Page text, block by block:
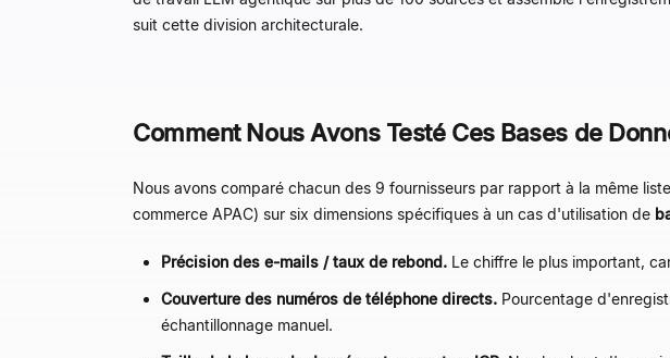
suit cette division architecturale.
Comment Nous Avons Testé Ces Bases de
Nous avons comparé chacun des 9 fournisseurs par rapport à la même
commerce APAC) sur six dimensions spécifiques à un cas d'utilisation de
Précision des e-mails / taux de rebond. Le chiffre le plus important,
Couverture des numéros de téléphone directs. Pourcentage
échantillonnage manuel.